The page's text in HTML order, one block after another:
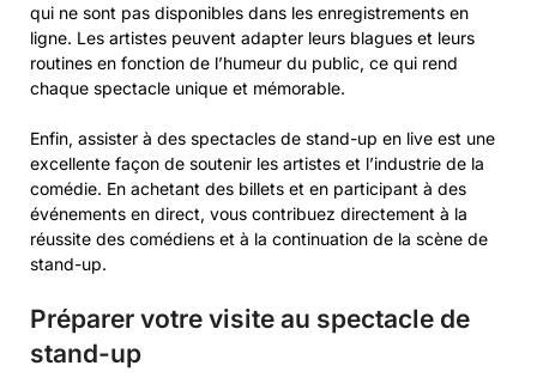
qui ne sont pas disponibles dans les enregistrements en
ligne. Les artistes peuvent adapter leurs blagues et leurs
routines en fonction de l’humeur du public, ce qui rend
chaque spectacle unique et mémorable.
Enfin, assister à des spectacles de stand-up en live est une
excellente façon de soutenir les artistes et l’industrie de la
comédie. En achetant des billets et en participant à des
événements en direct, vous contribuez directement à la
réussite des comédiens et à la continuation de la scène de
stand-up.
Préparer votre visite au spectacle de
stand-up